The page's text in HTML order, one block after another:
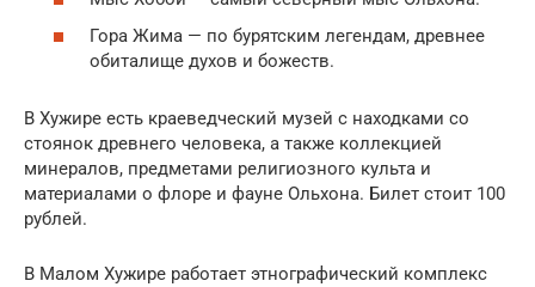
Гора Жима — по бурятским легендам, древнее
обиталище духов и божеств.
В Хужире есть краеведческий музей с находками со
стоянок древнего человека, а также коллекцией
минералов, предметами религиозного культа и
материалами о флоре и фауне Ольхона. Билет стоит 100
рублей.
В Малом Хужире работает этнографический комплекс